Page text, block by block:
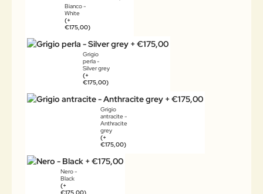
Bianco -
White
(+
€175,00)
Grigio
perla -
Silver grey
(+
€175,00)
Grigio
antracite -
Anthracite
grey
(+
€175,00)
Nero -
Black
(+